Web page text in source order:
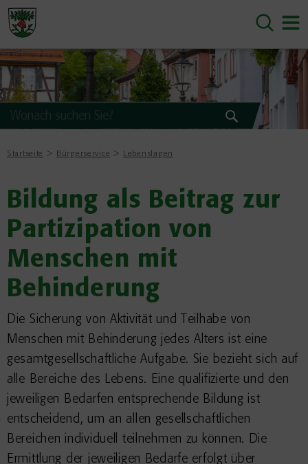
Startseite Bürgerservice Lebenslagen
Bildung als Beitrag zur
Partizipation von
Menschen mit
Behinderung
Die Sicherung von Aktivität und Teilhabe von
Menschen mit Behinderung jedes Alters ist eine
gesamtgesellschaftliche Aufgabe. Sie bezieht sich auf
alle Bereiche des Lebens. Eine qualifizierte und den
jeweiligen Bedarfen entsprechende Bildung ist
entscheidend, um an allen gesellschaftlichen
Bereichen individuell teilnehmen zu können. Die
Ermittlung der jeweiligen Bedarfe erfolgt über